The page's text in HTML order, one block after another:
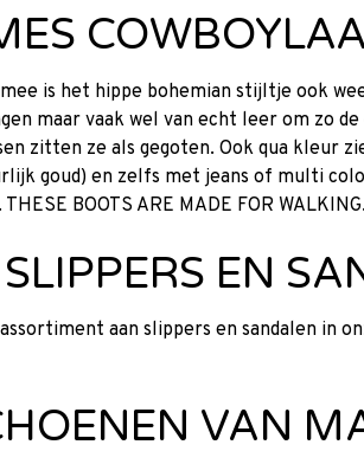
is het hippe bohemian stijltje ook
maar vaak wel van echt leer om zo
zitten ze als gegoten. Ook qua
goud) en zelfs met jeans of multi
BOOTS ARE MADE FOR
EN
aan slippers en sandalen
VAN